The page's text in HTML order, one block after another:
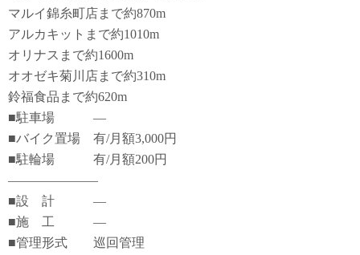
マルイ錦糸町店まで約870m
アルカキットまで約1010m
オリナスまで約1600m
オオゼキ菊川店まで約310m
鈴福食品まで約620m
■駐車場 ―
■バイク置場 有/月額3,000円
■駐輪場 有/月額200円
―――――――
■設 計 ―
■施 工 ―
■管理形式 巡回管理